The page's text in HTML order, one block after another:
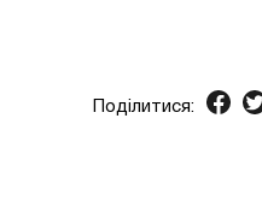
Поділитися: